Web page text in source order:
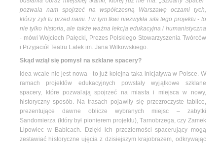
pozwala nam spojrzeć na współczesną Warszawę oczami tych,
którzy żyli tu przed nami. I w tym tkwi niezwykła siła tego projektu - to
nie tylko historia, ale także ważna lekcja edukacyjna i humanistyczna
- mówi Wojciech Pałęcki, Prezes Polskiego Stowarzyszenia Twórców
i Przyjaciół Teatru Lalek im. Jana Wilkowskiego.
Skąd wziął się pomysł na szklane spacery?
Idea wcale nie jest nowa - to już kolejna taka inicjatywa w Polsce. W
ramach projektów edukacyjnych powstały wyjątkowe szklane
spacery, które pozwalają spojrzeć na miasta i miejsca w nowy,
historyczny sposób. Na trasach pojawiły się przezroczyste tablice,
prezentujące dawne oblicze wybranych miejsc – zabytki
Sandomierza (który był pionierem projektu), Tarnobrzega, czy Zamek
Lipowiec w Babicach. Dzięki ich przezierności spacerujący mogą
zestawiać historyczne ujęcia z dzisiejszym krajobrazem, odkrywając